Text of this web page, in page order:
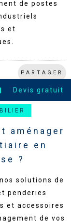
de postes
et
PARTAGER
aménager
en
?
solutions de
penderies
et accessoires
de vos
Devis gratuit